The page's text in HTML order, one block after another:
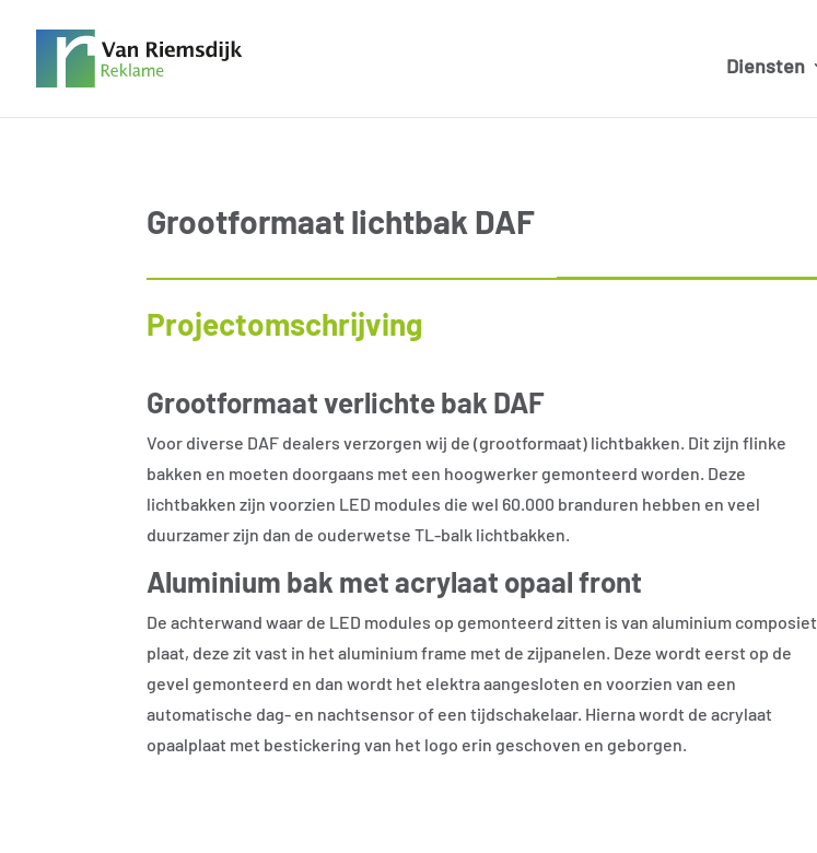
Diensten
Grootformaat lichtbak DAF
Projectomschrijving
Grootformaat verlichte bak DAF
Voor diverse DAF dealers verzorgen wij de (grootformaat) lichtbakken. Dit zijn flinke
bakken en moeten doorgaans met een hoogwerker gemonteerd worden. Deze
lichtbakken zijn voorzien LED modules die wel 60.000 branduren hebben en veel
duurzamer zijn dan de ouderwetse TL-balk lichtbakken.
Aluminium bak met acrylaat opaal front
De achterwand waar de LED modules op gemonteerd zitten is van aluminium composiet
plaat, deze zit vast in het aluminium frame met de zijpanelen. Deze wordt eerst op de
gevel gemonteerd en dan wordt het elektra aangesloten en voorzien van een
automatische dag- en nachtsensor of een tijdschakelaar. Hierna wordt de acrylaat
opaalplaat met bestickering van het logo erin geschoven en geborgen.